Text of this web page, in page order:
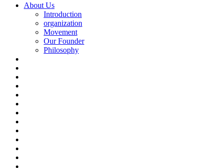
About Us
Introduction
organization
Movement
Our Founder
Philosophy